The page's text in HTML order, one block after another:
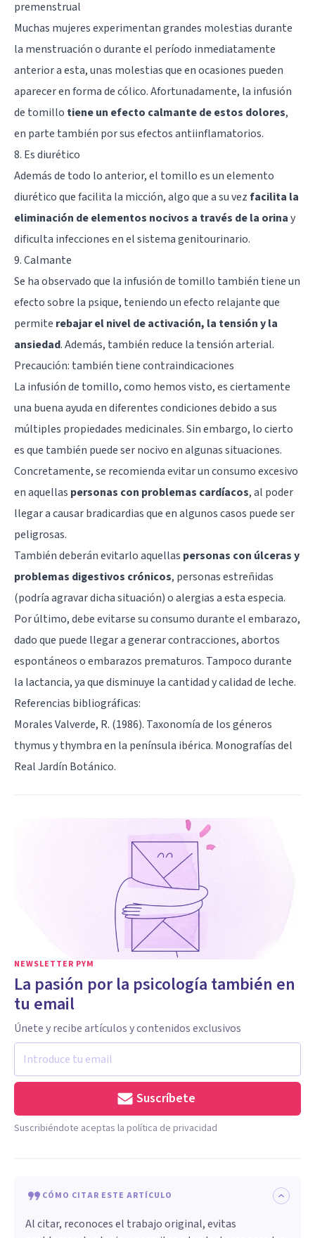
premenstrual
Muchas mujeres experimentan grandes molestias durante
la menstruación o durante el período inmediatamente
anterior a esta, unas molestias que en ocasiones pueden
aparecer en forma de cólico. Afortunadamente, la infusión
de tomillo tiene un efecto calmante de estos dolores,
en parte también por sus efectos antiinflamatorios.
8. Es diurético
Además de todo lo anterior, el tomillo es un elemento
diurético que facilita la micción, algo que a su vezfacilita la
eliminación de elementos nocivos a través de la orinay
dificulta infecciones en el sistema genitourinario.
9. Calmante
Se ha observado que la infusión de tomillo también tiene un
efecto sobre la psique, teniendo un efecto relajante que
permite rebajar el nivel de activación, la tensión y la
ansiedad. Además, también reduce la tensión arterial.
Precaución: también tiene contraindicaciones
La infusión de tomillo, como hemos visto, es ciertamente
una buena ayuda en diferentes condiciones debido a sus
múltiples propiedades medicinales. Sin embargo, lo cierto
es que también puede ser nocivo en algunas situaciones.
Concretamente, se recomienda evitar un consumo excesivo
en aquellas personas con problemas cardíacos, al poder
llegar a causar bradicardias que en algunos casos puede ser
peligrosas.
También deberán evitarlo aquellas personas con úlceras y
problemas digestivos crónicos, personas estreñidas
(podría agravar dicha situación) o alergias a esta especia.
Por último, debe evitarse su consumo durante el embarazo,
dado que puede llegar a generar contracciones, abortos
espontáneos o embarazos prematuros. Tampoco durante
la lactancia, ya que disminuye la cantidad y calidad de leche.
Referencias bibliográficas:
Morales Valverde, R. (1986). Taxonomía de los géneros
thymus y thymbra en la península ibérica. Monografías del
Real Jardín Botánico.
NEWSLETTER PYM
La pasión por la psicología también en
tu email
Únete y recibe artículos y contenidos exclusivos
Suscríbete
Suscribiéndote aceptas la política de privacidad
CÓMO CITAR ESTE ARTÍCULO
Al citar, reconoces el trabajo original, evitas